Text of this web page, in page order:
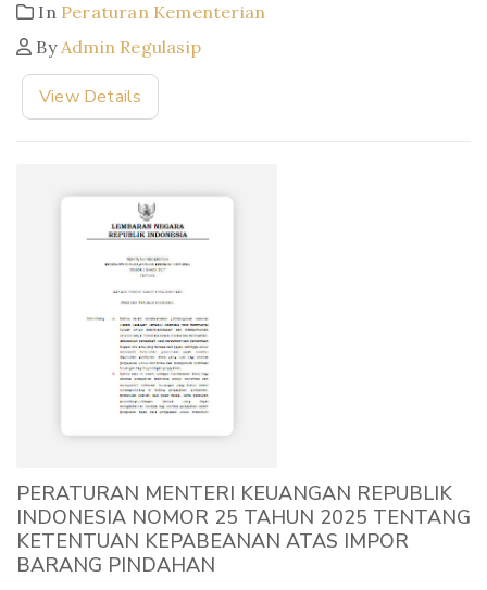
In Peraturan Kementerian
ByAdmin Regulasip
View Details
PERATURAN MENTERI KEUANGAN REPUBLIK
INDONESIA NOMOR 25 TAHUN 2025 TENTANG
KETENTUAN KEPABEANAN ATAS IMPOR
BARANG PINDAHAN